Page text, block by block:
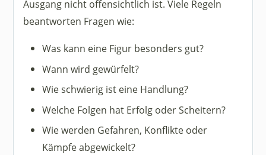
Ausgang nicht offensichtlich ist. Viele Regeln
beantworten Fragen wie:
Was kann eine Figur besonders gut?
Wann wird gewürfelt?
Wie schwierig ist eine Handlung?
Welche Folgen hat Erfolg oder Scheitern?
Wie werden Gefahren, Konflikte oder
Kämpfe abgewickelt?